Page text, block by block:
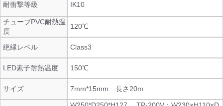
耐衝撃等級 IK10
チューブPVC耐熱温
度
120℃
絶縁レベル Class3
LED素子耐熱温度 150℃
サイズ 7mm*15mm 長さ20m